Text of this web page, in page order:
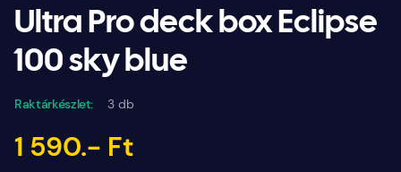
Ultra Pro deck box Eclipse
100 sky blue
Raktárkészlet: 3 db
1 590.- Ft